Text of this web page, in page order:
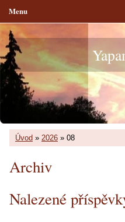
Úvod » 2026 » 08
Archiv
Nalezené
Menu